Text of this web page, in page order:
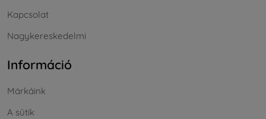
Kapcsolat
Nagykereskedelmi
Információ
Márkáink
A sütik